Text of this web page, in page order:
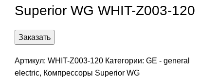
Superior WG WHIT-Z003-120
Заказать
Артикул: WHIT-Z003-120 Категории: GE - general
electric, Компрессоры Superior WG